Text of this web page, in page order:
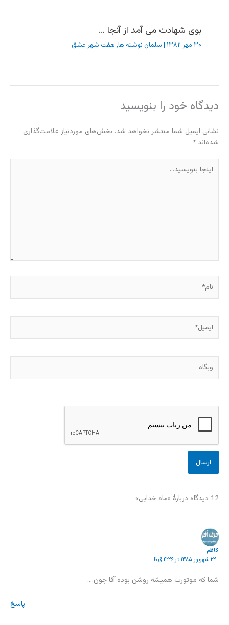
بوی شهادت می آمد از آنجا …
۳۰ مهر ۱۳۸۲ | سلمان نوشته ها, هفت شهر عشق
دیدگاه‌ خود را بنویسید
نشانی ایمیل شما منتشر نخواهد شد. بخش‌های موردنیاز علامت‌گذاری
شده‌اند *
بنویسید…
وبگاه
12 دیدگاه دربارهٔ «ماه خدایی»
كاظم
۲۲ شهریور ۱۳۸۵ در ۴:۲۶ ق.ظ
شما كه موتورت هميشه روشن بوده آقا جون….
پاسخ